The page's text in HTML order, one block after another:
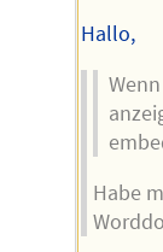
Hallo,
Habe